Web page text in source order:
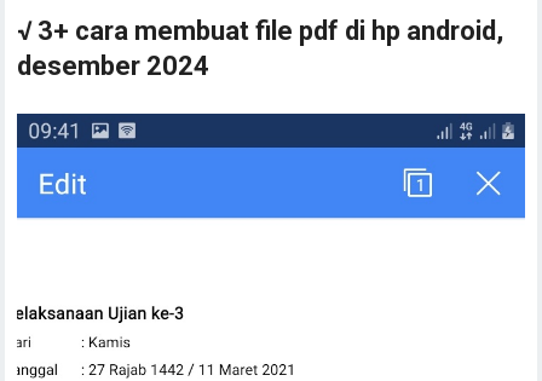
√ 3+ cara membuat file pdf di hp android,
desember 2024